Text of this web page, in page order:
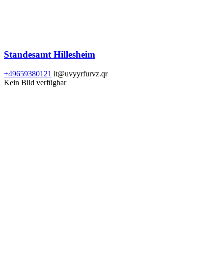
Standesamt Hillesheim
+49659380121 it@uvyyrfurvz.qr
Kein Bild verfügbar